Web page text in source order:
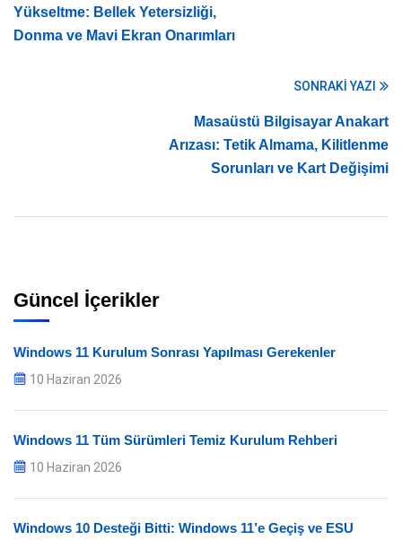
Yükseltme: Bellek Yetersizliği,
Donma ve Mavi Ekran Onarımları
SONRAKI YAZI
Masaüstü Bilgisayar Anakart
Arızası: Tetik Almama, Kilitlenme
Sorunları ve Kart Değişimi
Güncel İçerikler
Windows 11 Kurulum Sonrası Yapılması Gerekenler
10 Haziran 2026
Windows 11 Tüm Sürümleri Temiz Kurulum Rehberi
10 Haziran 2026
Windows 10 Desteği Bitti: Windows 11’e Geçiş ve ESU